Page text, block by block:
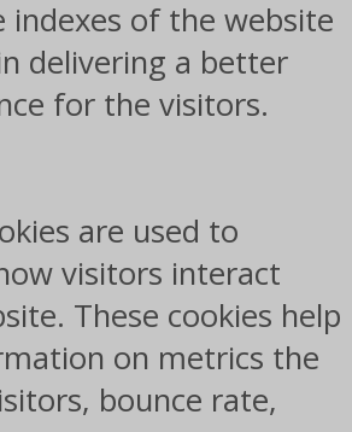
indexes of the website
delivering a better
for the visitors.
are used to
visitors interact
These cookies help
on metrics the
bounce rate,